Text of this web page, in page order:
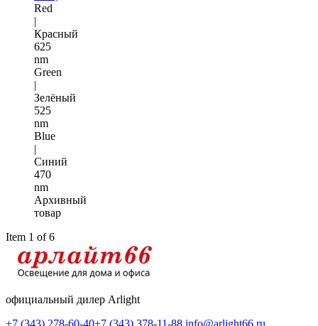
Red
|
Красный
625
nm
Green
|
Зелёный
525
nm
Blue
|
Синий
470
nm
Архивный
товар
Item 1 of 6
официальный дилер Arlight
+7 (343) 278-60-40+7 (343) 378-11-88 info@arlight66.ru